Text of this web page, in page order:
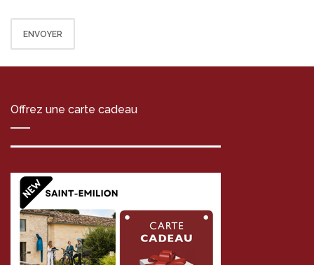
Offrez une carte cadeau